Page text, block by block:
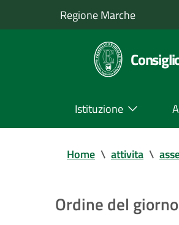
Regione Marche
Istituzione
Home \ attivita \
Ordine del